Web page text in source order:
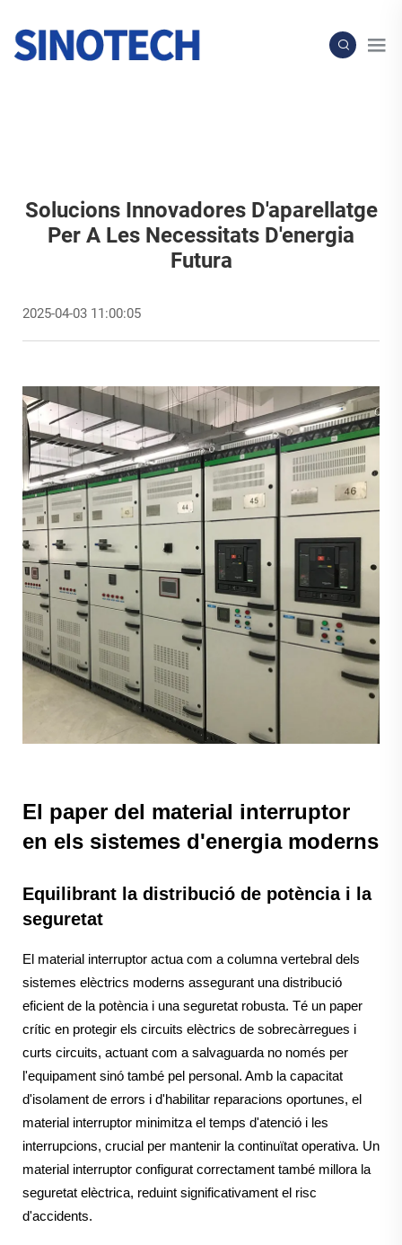
Solucions Innovadores D'aparellatge
Per A Les Necessitats D'energia
Futura
2025-04-03 11:00:05
El paper del material interruptor
en els sistemes d'energia moderns
Equilibrant la distribució de potència i la
seguretat
El material interruptor actua com a columna vertebral dels
sistemes elèctrics moderns assegurant una distribució
eficient de la potència i una seguretat robusta. Té un paper
crític en protegir els circuits elèctrics de sobrecàrregues i
curts circuits, actuant com a salvaguarda no només per
l'equipament sinó també pel personal. Amb la capacitat
d'isolament de errors i d'habilitar reparacions oportunes, el
material interruptor minimitza el temps d'atenció i les
interrupcions, crucial per mantenir la continuïtat operativa. Un
material interruptor configurat correctament també millora la
seguretat elèctrica, reduint significativament el risc
d'accidents.